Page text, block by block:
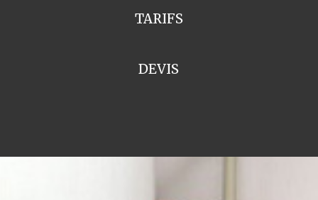
TARIFS
DEVIS